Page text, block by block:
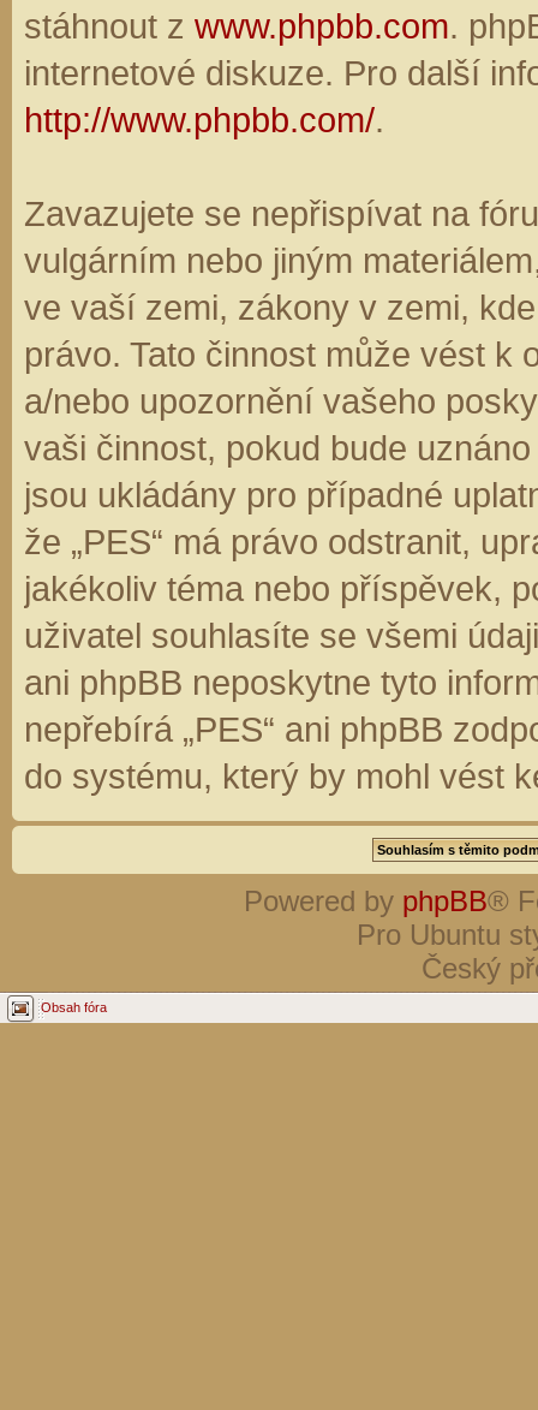
stáhnout z www.phpbb.com.
internetové diskuze. Pro další
http://www.phpbb.com/.
Zavazujete se nepřispívat na
vulgárním nebo jiným
ve vaší zemi, zákony v zemi,
právo. Tato činnost může vést k
a/nebo upozornění vašeho
vaši činnost, pokud bude
jsou ukládány pro případné
že „PES“ má právo odstranit,
jakékoliv téma nebo příspěvek,
uživatel souhlasíte se všemi
ani phpBB neposkytne tyto
nepřebírá „PES“ ani phpBB
do systému, který by mohl vést
Powered by phpBB®
Pro Ubuntu
Český
Obsah fóra